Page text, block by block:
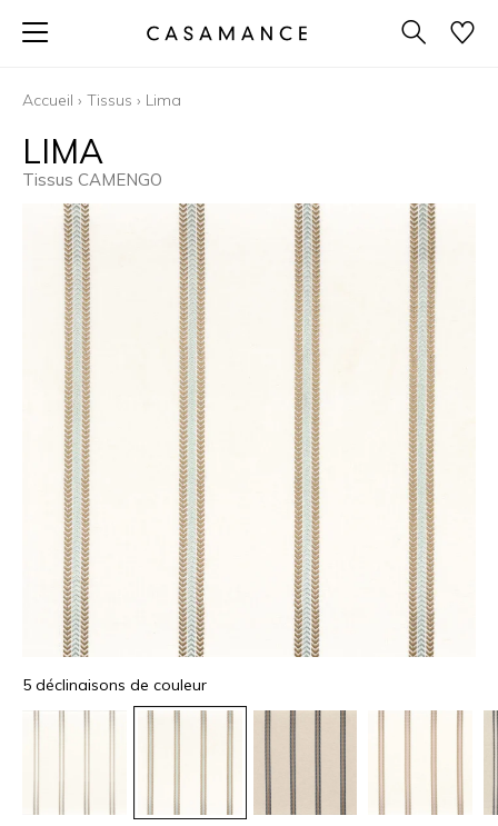
Accueil › Tissus › Lima
LIMA
Tissus CAMENGO
5 déclinaisons de couleur